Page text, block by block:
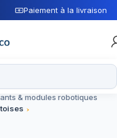
Paiement à la livraison
& modules robotiques